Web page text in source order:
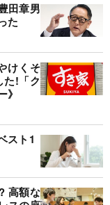
田章男
た
けくそ
た!「ク
》
スト1
高額な